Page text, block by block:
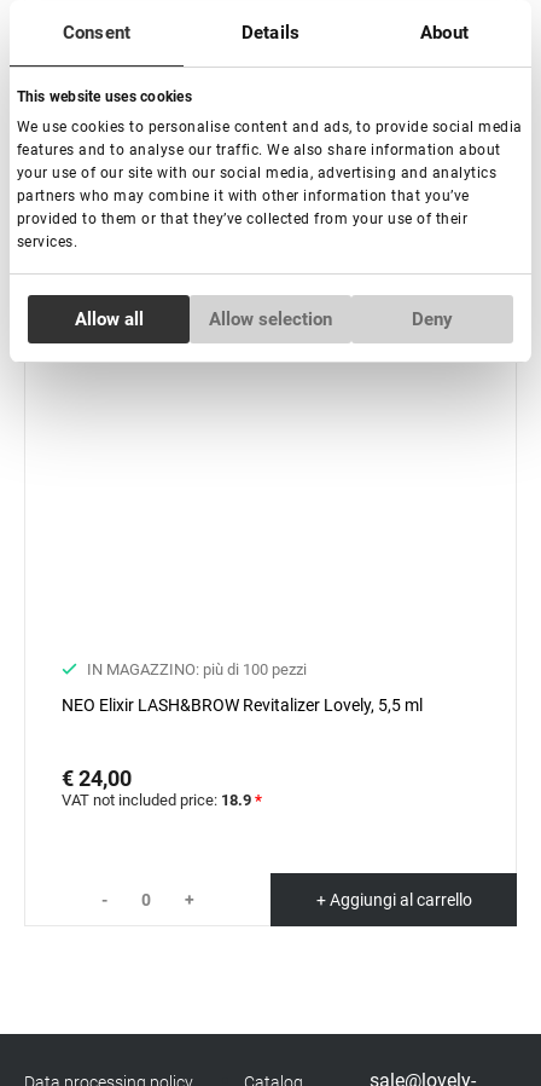
Consent Details About
This website uses cookies
We use cookies to personalise content and ads, to provide social media
features and to analyse our traffic. We also share information about
your use of our site with our social media, advertising and analytics
partners who may combine it with other information that you’ve
provided to them or that they’ve collected from your use of their
services.
Necessary
Allow all Allow selection Deny
Subscribe
IN MAGAZZINO: più di 100 pezzi
NEO Elixir LASH&BROW Revitalizer Lovely, 5,5 ml
€ 24,00
VAT not included price: 18.9 *
- + + Aggiungi al carrello
Data processing policy Catalog sale@lovely-